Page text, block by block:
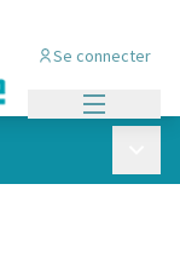
Se connecter